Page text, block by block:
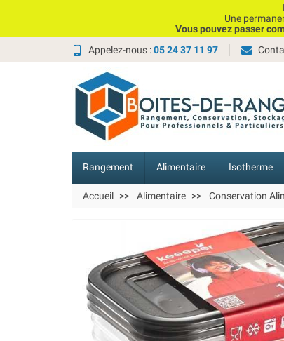
Une
Vous pouvez passer
Appelez-nous :05 24 37 11 97
Rangement Alimentaire Isotherme
Accueil Alimentaire Conservation